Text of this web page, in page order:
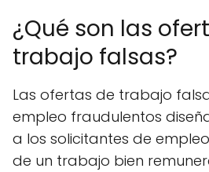
¿Qué son las
trabajo falsas?
Las ofertas de trabajo
empleo fraudulentos
a los solicitantes de
de un trabajo bien